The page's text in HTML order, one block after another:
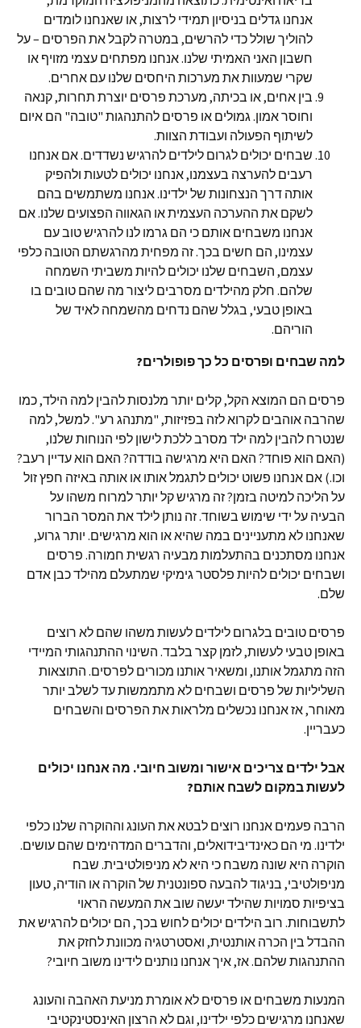
אנחנו גדלים בניסיון תמידי לרצות, או שאנחנו לומדים
להוליך שולל כדי להרשים, במטרה לקבל את הפרסים – על
חשבון האני האמיתי שלנו. אנחנו מפתחים עצמי מזויף או
שקרי שמעוות את מערכות היחסים שלנו עם אחרים.
בין אחים, או בכיתה, מערכת פרסים יוצרת תחרות, קנאה
וחוסר אמון. גמולים או פרסים להתנהגות "טובה" הם איום
לשיתוף הפעולה ועבודת הצוות.
שבחים יכולים לגרום לילדים להרגיש נשדדים. אם אנחנו
רעבים להערצה בעצמנו, אנחנו יכולים לטעות ולהפיק
אותה דרך הנצחונות של ילדינו. אנחנו משתמשים בהם
לשקם את ההערכה העצמית או הגאווה הפצועים שלנו. אם
אנחנו משבחים אותם כי הם גרמו לנו להרגיש טוב עם
עצמינו, הם חשים בכך. זה מפחית מהרגשתם הטובה כלפי
עצמם, השבחים שלנו יכולים להיות משביתי השמחה
שלהם. חלק מהילדים מסרבים ליצור מה שהם טובים בו
באופן טבעי, בגלל שהם נדחים מהשמחה לאיד של
הוריהם.
למה שבחים ופרסים כל כך פופולרים?
פרסים הם המוצא הקל, קלים יותר מלנסות להבין למה הילד, כמו
שהרבה אוהבים לקרוא לזה בפזיזות, "מתנהג רע". למשל, למה
שנטרח להבין למה ילד מסרב ללכת לישון לפי הנוחות שלנו,
(האם הוא פוחד? האם היא מרגישה בודדה? האם הוא עדיין רעב?
וכו.) אם אנחנו פשוט יכולים לתגמל אותו או אותה באיזה חפץ זול
על הליכה למיטה בזמן? זה מרגיש קל יותר למרוח משהו על
הבעיה על ידי שימוש בשוחד. זה נותן לילד את המסר הברור
שאנחנו לא מתעניינים במה שהיא או הוא מרגישים. יותר גרוע,
אנחנו מסתכנים בהתעלמות מבעיה רגשית חמורה. פרסים
ושבחים יכולים להיות פלסטר גימיקי שמתעלם מהילד כבן אדם
שלם.
פרסים טובים בלגרום לילדים לעשות משהו שהם לא רוצים
באופן טבעי לעשות, לזמן קצר בלבד. השינוי ההתנהגותי המיידי
הזה מתגמל אותנו, ומשאיר אותנו מכורים לפרסים. התוצאות
השליליות של פרסים ושבחים לא מתממשות עד לשלב יותר
מאוחר, אז אנחנו נכשלים מלראות את הפרסים והשבחים
כעבריין.
אבל ילדים צריכים אישור ומשוב חיובי. מה אנחנו יכולים
לעשות במקום לשבח אותם?
הרבה פעמים אנחנו רוצים לבטא את העונג וההוקרה שלנו כלפי
ילדינו. מי הם כאינדיבידואלים, והדברים המדהימים שהם עושים.
הוקרה היא שונה משבח כי היא לא מניפולטיבית. שבח
מניפולטיבי, בניגוד להבעה ספונטנית של הוקרה או הודיה, טעון
בציפיות סמויות שהילד יעשה שוב את המעשה הראוי
לתשבוחות. רוב הילדים יכולים לחוש בכך, הם יכולים להרגיש את
ההבדל בין הכרה אותנטית, ואסטרטגיה מכוונת לחזק את
ההתנהגות שלהם. אז, איך אנחנו נותנים לידינו משוב חיובי?
המנעות משבחים או פרסים לא אומרת מניעת האהבה והעונג
שאנחנו מרגישים כלפי ילדינו, וגם לא הרצון האינסטינקטיבי